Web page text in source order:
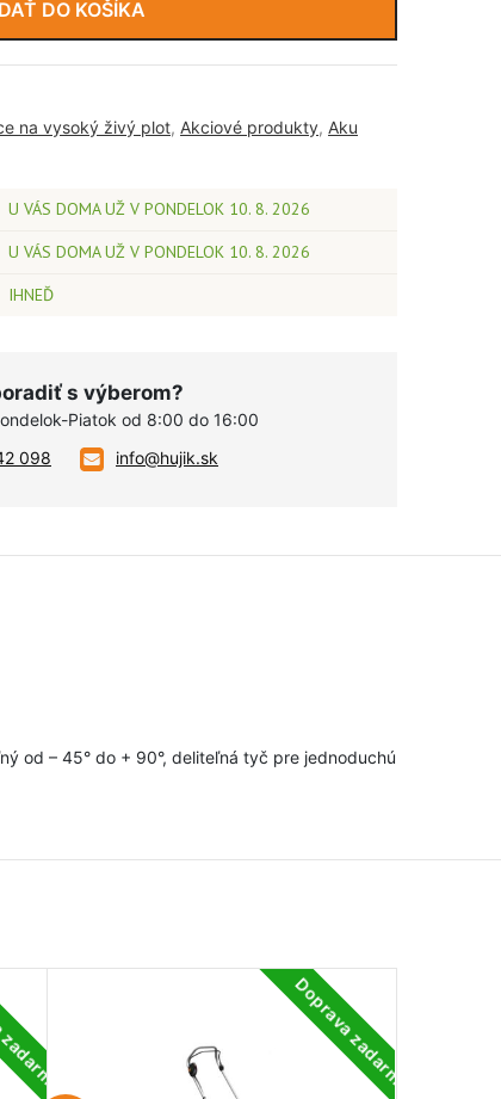
DO KOŠÍKA
na vysoký živý plot, Akciové produkty, Aku
U VÁS DOMA UŽ V PONDELOK 10. 8. 2026
U VÁS DOMA UŽ V PONDELOK 10. 8. 2026
IHNEĎ
s výberom?
Piatok od 8:00 do 16:00
098
info@hujik.sk
od – 45° do + 90°, deliteľná tyč pre jednoduchú
Doprava zadarmo